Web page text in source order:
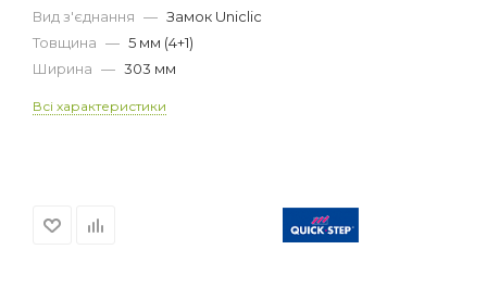
Вид з'єднання — Замок Uniclic
Товщина — 5 мм (4+1)
Ширина — 303 мм
Всі характеристики